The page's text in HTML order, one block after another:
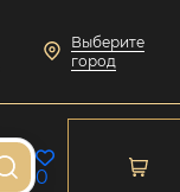
Выберите
город
0